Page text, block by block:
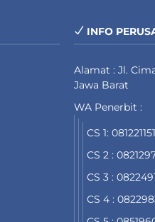
INFO
Alamat : Jl.
Jawa Barat
WA Penerbit :
CS 1:
CS 2 :
CS 3 :
CS 4 :